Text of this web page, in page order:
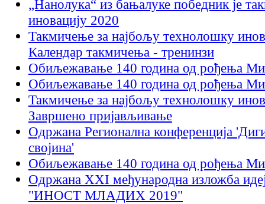
„Нанолука“ из бањалуке победник je
иновацију 2020
Такмичењe за најбољу технолошку
Календар такмичења - тренинзи
Обиљежавање 140 година од рођења
Обиљежавање 140 година од рођења
Такмичењe за најбољу технолошку
Завршено пријављивање
Одржана Регионална конференција
својина'
Обиљежавање 140 година од рођења
Одржана XXI међународна изложба
"ИНОСТ МЛАДИХ 2019"